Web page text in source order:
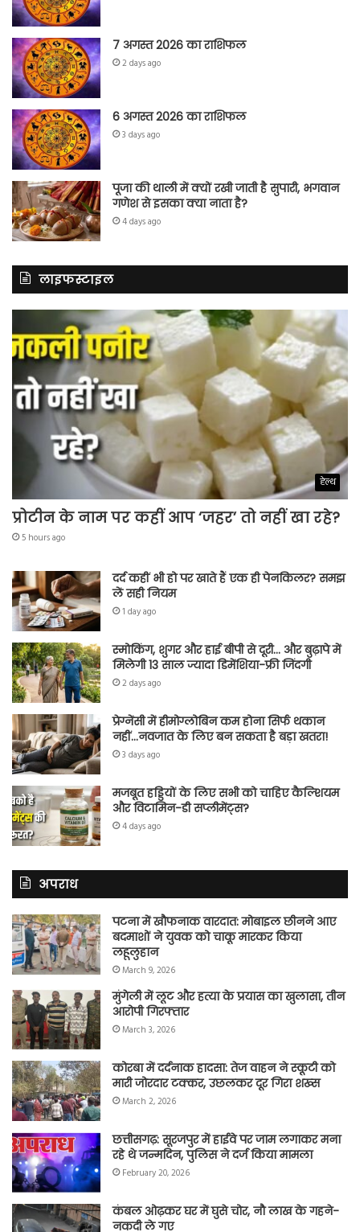
7 अगस्त 2026 का राशिफल
2 days ago
6 अगस्त 2026 का राशिफल
3 days ago
पूजा की थाली में क्यों रखी जाती है सुपारी, भगवान
गणेश से इसका क्या नाता है?
4 days ago
लाइफस्टाइल
हेल्थ
प्रोटीन के नाम पर कहीं आप ‘जहर’ तो नहीं खा रहे?
5 hours ago
दर्द कहीं भी हो पर खाते हैं एक ही पेनकिलर? समझ
लें सही नियम
1 day ago
स्मोकिंग, शुगर और हाई बीपी से दूरी… और बुढ़ापे में
मिलेगी 13 साल ज्यादा डिमेंशिया-फ्री जिंदगी
2 days ago
प्रेग्नेंसी में हीमोग्लोबिन कम होना सिर्फ थकान
नहीं…नवजात के लिए बन सकता है बड़ा खतरा!
3 days ago
मजबूत हड्डियों के लिए सभी को चाहिए कैल्शियम
और विटामिन-डी सप्लीमेंट्स?
4 days ago
अपराध
पटना में खौफनाक वारदात: मोबाइल छीनने आए
बदमाशों ने युवक को चाकू मारकर किया
लहूलुहान
March 9, 2026
मुंगेली में लूट और हत्या के प्रयास का खुलासा, तीन
आरोपी गिरफ्तार
March 3, 2026
कोरबा में दर्दनाक हादसा: तेज वाहन ने स्कूटी को
मारी जोरदार टक्कर, उछलकर दूर गिरा शख्स
March 2, 2026
छत्तीसगढ़: सूरजपुर में हाईवे पर जाम लगाकर मना
रहे थे जन्मदिन, पुलिस ने दर्ज किया मामला
February 20, 2026
कंबल ओढ़कर घर में घुसे चोर, नौ लाख के गहने-
नकदी ले गए